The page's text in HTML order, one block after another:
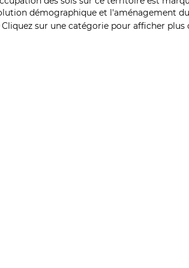
démographique et l'aménagement
Cliquez sur une catégorie pour afficher plus